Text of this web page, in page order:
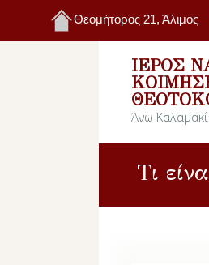
Θεομήτορος 21, Άλιμος
ΙΕΡΌΣ
Άνω
Τι